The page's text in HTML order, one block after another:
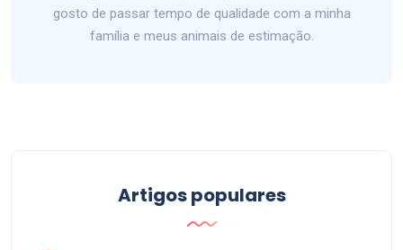
gosto de passar tempo de qualidade com a minha
família e meus animais de estimação.
Artigos populares